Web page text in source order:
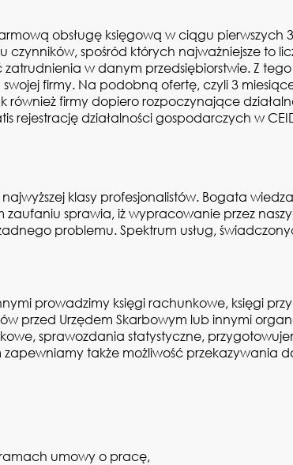
obsługę księgową w ciągu pierwszych
czynników, spośród których najważniejsze to
w danym przedsiębiorstwie. Z
firmy. Na podobną ofertę, czyli 3
również firmy dopiero rozpoczynające
rejestrację działalności gospodarczych w
klasy profesjonalistów. Bogata
sprawia, iż wypracowanie przez
problemu. Spektrum usług,
prowadzimy księgi rachunkowe, księgi
przed Urzędem Skarbowym lub innymi
sprawozdania statystyczne,
także możliwość przekazywania
umowy o pracę,